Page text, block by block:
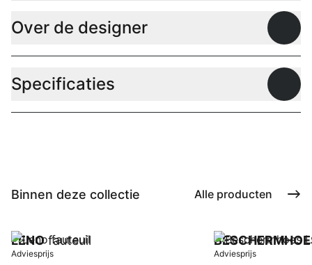
Over de designer
Specificaties
Binnen deze collectie Alle producten
LENOfauteuil
Adviesprijs Adviesprijs